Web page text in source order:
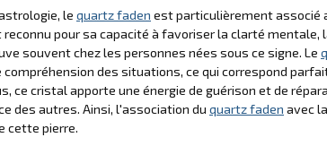
le quartz faden est particulièrement associé
pour sa capacité à favoriser la clarté
souvent chez les personnes nées sous ce signe. Le
des situations, ce qui correspond
ce cristal apporte une énergie de guérison et de
des autres. Ainsi, l'association du quartz faden avec
cette pierre.